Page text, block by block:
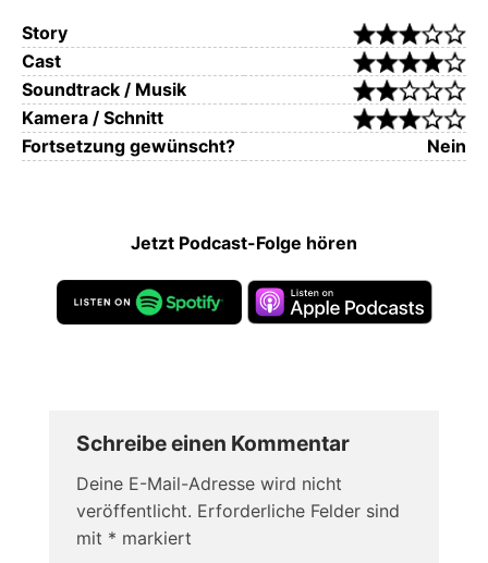
Story
Cast
Soundtrack / Musik
Kamera / Schnitt
Fortsetzung gewünscht?
Nein
Jetzt Podcast-Folge hören
Schreibe einen Kommentar
Deine E-Mail-Adresse wird nicht
veröffentlicht. Erforderliche Felder sind
mit * markiert